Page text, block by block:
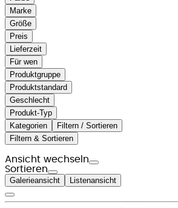
Marke
Größe
Preis
Lieferzeit
Für wen
Produktgruppe
Produktstandard
Geschlecht
Produkt-Typ
Kategorien
Filtern / Sortieren
Filtern & Sortieren
Ansicht wechseln
Sortieren
Galerieansicht Listenansicht